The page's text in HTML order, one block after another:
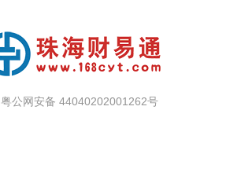
粤公网安备 44040202001262号